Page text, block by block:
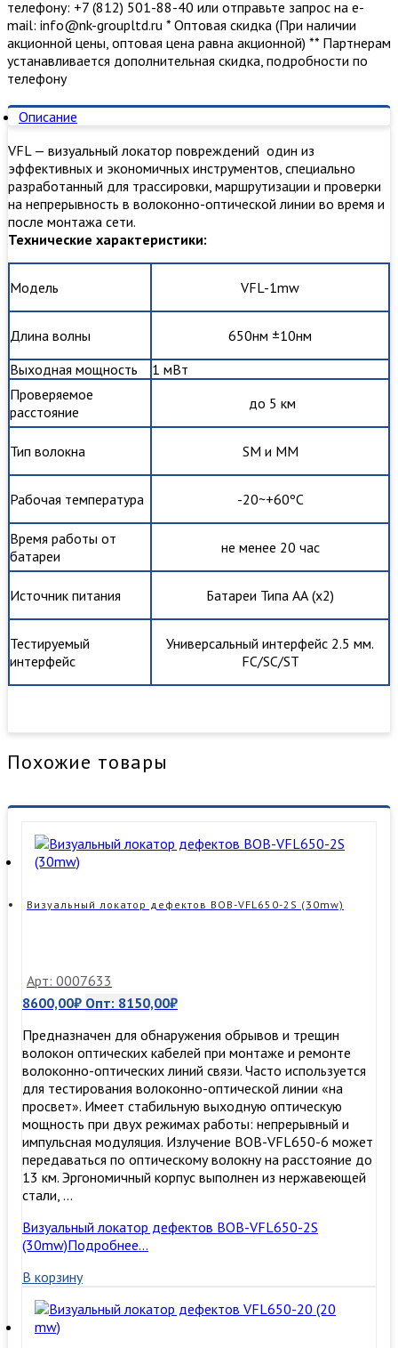
телефону: +7 (812) 501-88-40 или отправьте запрос на е-
mail: info@nk-groupltd.ru * Оптовая скидка (При наличии
акционной цены, оптовая цена равна акционной) ** Партнерам
устанавливается дополнительная скидка, подробности по
телефону
Описание
VFL — визуальный локатор повреждений один из
эффективных и экономичных инструментов, специально
разработанный для трассировки, маршрутизации и проверки
на непрерывность в волоконно-оптической линии во время и
после монтажа сети.
Технические характеристики:
Модель VFL-1mw
Длина волны
650нм ±10нм
Выходная мощность
1 мВт
Проверяемое
расстояние
до 5 км
Тип волокна SM и MM
Рабочая температура -20~+60ºC
Время работы от
батареи
не менее 20 час
Источник питания Батареи Типа АА (х2)
Тестируемый
интерфейс
Универсальный интерфейс 2.5 мм.
FC/SC/ST
Похожие товары
Визуальный локатор дефектов BOB-VFL650-2S (30mw)
Арт: 0007633
8600,00₽ Опт: 8150,00₽
Предназначен для обнаружения обрывов и трещин
волокон оптических кабелей при монтаже и ремонте
волоконно-оптических линий связи. Часто используется
для тестирования волоконно-оптической линии «на
просвет». Имеет стабильную выходную оптическую
мощность при двух режимах работы: непрерывный и
импульсная модуляция. Излучение BOB-VFL650-6 может
передаваться по оптическому волокну на расстояние до
13 км. Эргономичный корпус выполнен из нержавеющей
стали, …
Визуальный локатор дефектов BOB-VFL650-2S
(30mw)Подробнее…
В корзину